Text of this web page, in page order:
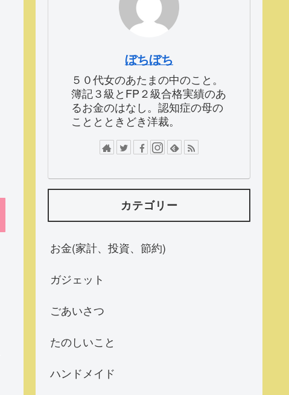
ぼちぼち
５０代女のあたまの中のこと。
簿記３級とFP２級合格実績のあ
るお金のはなし。認知症の母の
こととときどき洋裁。
カテゴリー
お金(家計、投資、節約)
ガジェット
ごあいさつ
たのしいこと
ハンドメイド